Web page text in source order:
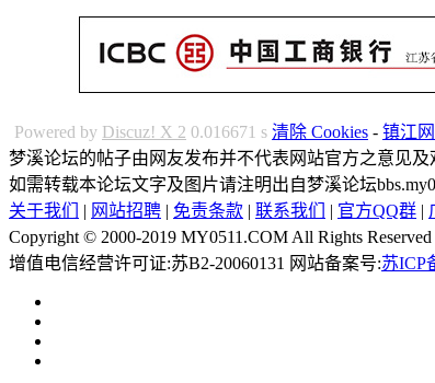
Powered by Discuz! X 2 0.016671 s 清除 Cookies - 镇江
梦溪论坛的帖子由网友发布并不代表网站官方之意见及
如需转载本论坛文字及图片请注明出自梦溪论坛
关于我们
| 网站招聘 | 免责条款 | 联系我们 | 官方QQ群 |
Copyright © 2000-2019 MY0511.COM All Rights
增值电信经营许可证:苏B2-20060131 网站备案号:苏ICP